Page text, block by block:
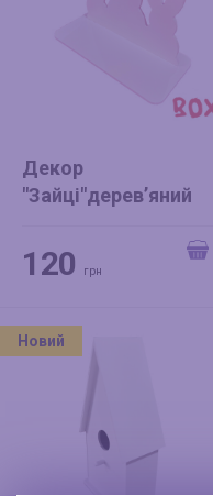
Декор
"Зайці"дерев’яний
120 грн
Новий